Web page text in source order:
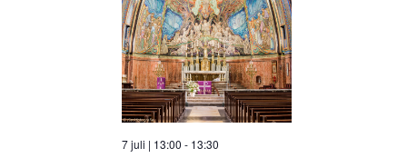
7 juli | 13:00 - 13:30